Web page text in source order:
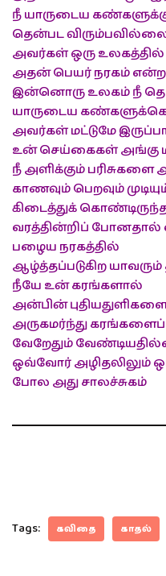
நீ யாருடைய
தென்பட
அவர்கள் ஒரு
அதன் பெயர் நரகம்
இன்னொரு உலகம் நீ
யாருடைய
அவர்கள் மட்டுமே
உன் செய்கைகள் அங்கு
நீ அளிக்கும் பரிசுகளை
காணவும் பெறவும்
கிடைத்துக்
வரத்தின்றிப் போனதால்
பழைய நரகத்தில்
ஆழ்த்தப்படுகிற
நீயே உன் கரங்களால்
அன்பின் புதியதுளிகளை
அருகமர்ந்து
வேறேதும்
ஒவ்வோர் அழிதலிலும்
போல அது சாலச்சுகம்
Tags: கவிதை காதல்